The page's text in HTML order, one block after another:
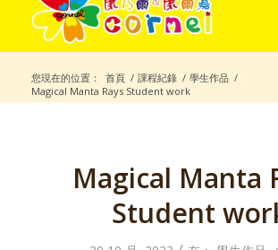
您現在的位置： 首頁 / 課程紀錄 / 學生作品 /
Magical Manta Rays Student work
Magical Manta
Student